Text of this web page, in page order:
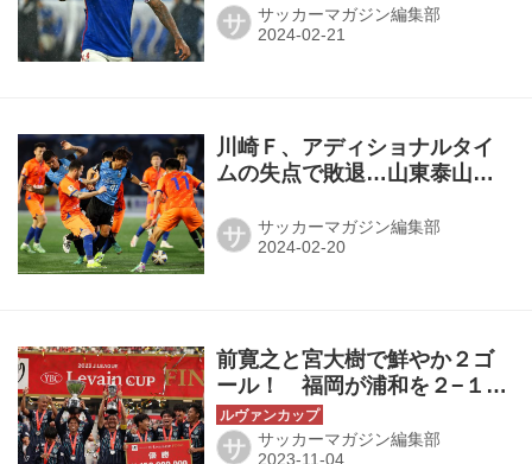
める！◎ACL・ラウンド16
サ サッカーマガジン編集部
川崎Ｆ、アディショナルタイ
ムの失点で敗退…山東泰山に
◎ACL・ラウンド16
サ サッカーマガジン編集部
前寛之と宮大樹で鮮やか２ゴ
ール！ 福岡が浦和を２−１で
下し、悲願のクラブ初タイト
ル！◎ルヴァン杯決勝
サ サッカーマガジン編集部